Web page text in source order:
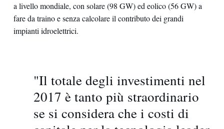
a livello mondiale, con solare (98 GW) ed eolico (56 GW) a
fare da traino e senza calcolare il contributo dei grandi
impianti idroelettrici.
"Il totale degli investimenti nel
2017 è tanto più straordinario
se si considera che i costi di